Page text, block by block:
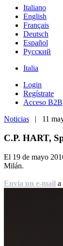
Italiano
English
Français
Deutsch
Español
Pусский
Italia
Login
Regístrate
Acceso B2B
Noticias | 11
C.P. HART,
El 19 de mayo
Milán.
Envía un e-mail a